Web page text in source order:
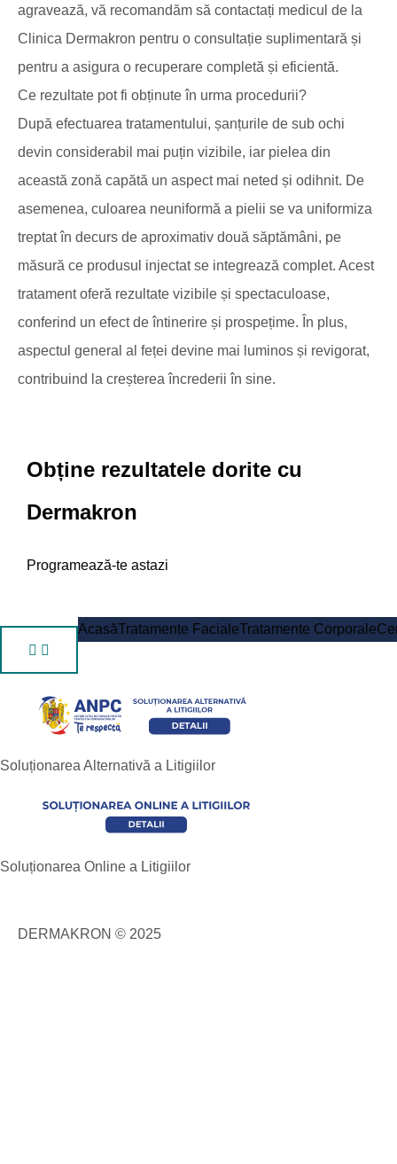
agravează, vă recomandăm să contactați medicul de la
Clinica Dermakron pentru o consultație suplimentară și
pentru a asigura o recuperare completă și eficientă.
Ce rezultate pot fi obținute în urma procedurii?
După efectuarea tratamentului, șanțurile de sub ochi
devin considerabil mai puțin vizibile, iar pielea din
această zonă capătă un aspect mai neted și odihnit. De
asemenea, culoarea neuniformă a pielii se va uniformiza
treptat în decurs de aproximativ două săptămâni, pe
măsură ce produsul injectat se integrează complet. Acest
tratament oferă rezultate vizibile și spectaculoase,
conferind un efect de întinerire și prospețime. În plus,
aspectul general al feței devine mai luminos și revigorat,
contribuind la creșterea încrederii în sine.
Obține rezultatele dorite cu
Dermakron
Programează-te astazi
AcasăTratamente FacialeTratamente Corporale
Soluționarea Alternativă a Litigiilor
Soluționarea Online a Litigiilor
DERMAKRON © 2025